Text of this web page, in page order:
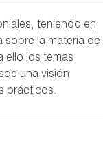
teniendo en
sobre la materia de
ello los temas
una visión
prácticos.